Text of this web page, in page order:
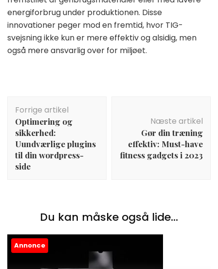
energiforbrug under produktionen. Disse
innovationer peger mod en fremtid, hvor TIG-
svejsning ikke kun er mere effektiv og alsidig, men
også mere ansvarlig over for miljøet.
Forrige artikel
Optimering og
sikkerhed:
Uundværlige plugins
til din wordpress-
side
Næste artikel
Gør din træning
effektiv: Must-have
fitness gadgets i 2023
Du kan måske også lide...
Annonce